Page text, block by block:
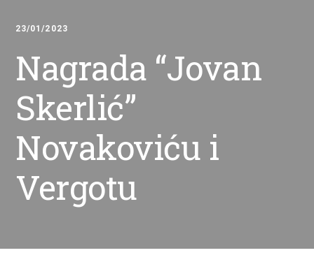
23/01/2023
Nagrada “Jovan
Skerlić”
Novakoviću i
Vergotu